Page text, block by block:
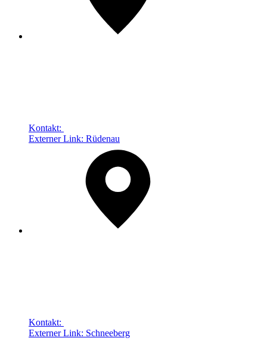
Kontakt:
Externer Link: Rüdenau
Kontakt:
Externer Link: Schneeberg